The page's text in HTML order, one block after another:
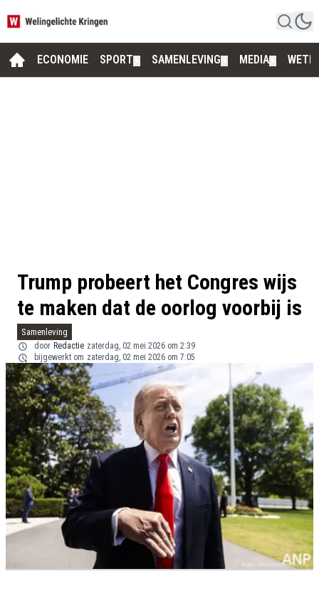
ECONOMIE SPORT SAMENLEVING MEDIA
Trump probeert het Congres wijs
te maken dat de oorlog voorbij is
Samenleving
door Redactie zaterdag, 02 mei 2026 om 2:39
bijgewerkt om zaterdag, 02 mei 2026 om 7:05